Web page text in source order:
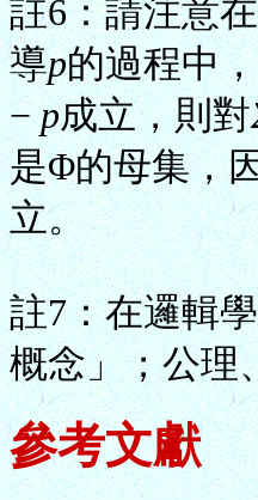
註6：請注意
導p的過程中
−p成立，則對
是Φ的母集，
立。
註7：在邏輯
概念」；公理
參考文獻